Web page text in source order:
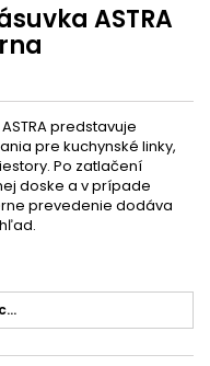
ASTRA
predstavuje
pre kuchynské linky,
Po zatlačení
doske a v prípade
prevedenie dodáva
a elegantné